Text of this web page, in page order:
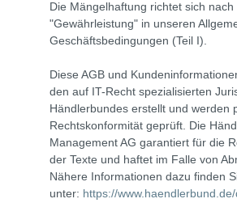
Die Mängelhaftung richtet sich
"Gewährleistung" in unseren
Geschäftsbedingungen (Teil I).
Diese AGB und
den auf IT-Recht spezialisierten
Händlerbundes erstellt und werden
Rechtskonformität geprüft. Die
Management AG garantiert für die
der Texte und haftet im Falle von
Nähere Informationen dazu finden
unter: https://